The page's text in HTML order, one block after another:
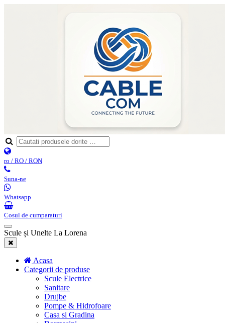
ro / RO / RON
Suna-ne
Whatsapp
Cosul de cumparaturi
Scule și Unelte La Lorena
Acasa
Categorii de produse
Scule Electrice
Sanitare
Drujbe
Pompe & Hidrofoare
Casa si Gradina